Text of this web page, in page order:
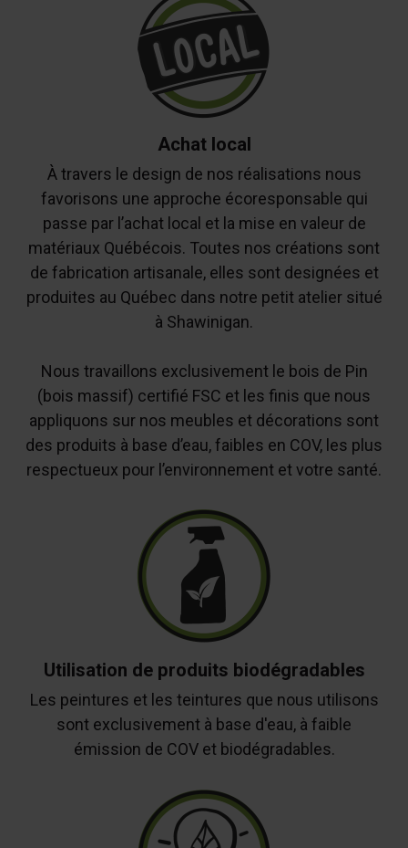
Achat local
À travers le design de nos réalisations nous
favorisons une approche écoresponsable qui
passe par l’achat local et la mise en valeur de
matériaux Québécois. Toutes nos créations sont
de fabrication artisanale, elles sont designées et
produites au Québec dans notre petit atelier situé
à Shawinigan.
Nous travaillons exclusivement le bois de Pin
(bois massif) certifié FSC et les finis que nous
appliquons sur nos meubles et décorations sont
des produits à base d’eau, faibles en COV, les plus
respectueux pour l’environnement et votre santé.
Utilisation de produits biodégradables
Les peintures et les teintures que nous utilisons
sont exclusivement à base d'eau, à faible
émission de COV et biodégradables.